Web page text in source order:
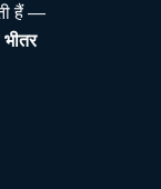
हैं —